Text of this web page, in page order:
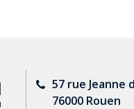
57 rue Jeanne
76000 Rouen